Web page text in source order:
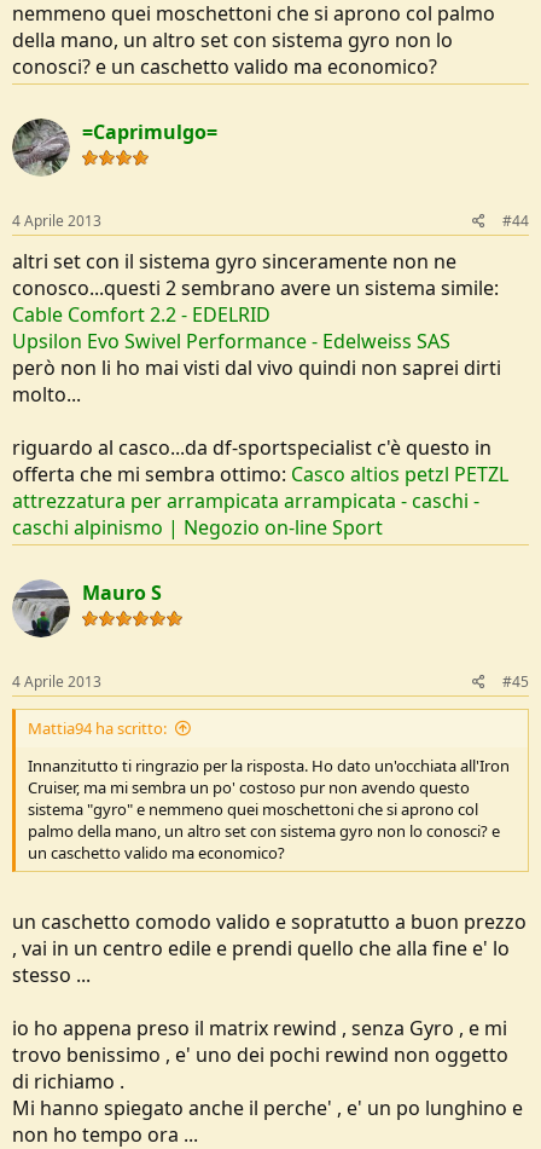
nemmeno quei moschettoni che si aprono col palmo
della mano, un altro set con sistema gyro non lo
conosci? e un caschetto valido ma economico?
=Caprimulgo=
4 Aprile 2013 #44
altri set con il sistema gyro sinceramente non ne
conosco...questi 2 sembrano avere un sistema simile:
Cable Comfort 2.2 - EDELRID
Upsilon Evo Swivel Performance - Edelweiss SAS
però non li ho mai visti dal vivo quindi non saprei dirti
molto...
riguardo al casco...da df-sportspecialist c'è questo in
offerta che mi sembra ottimo: Casco altios petzl PETZL
attrezzatura per arrampicata arrampicata - caschi -
caschi alpinismo | Negozio on-line Sport
Mauro S
4 Aprile 2013 #45
Mattia94 ha scritto:
Innanzitutto ti ringrazio per la risposta. Ho dato un'occhiata all'Iron
Cruiser, ma mi sembra un po' costoso pur non avendo questo
sistema "gyro" e nemmeno quei moschettoni che si aprono col
palmo della mano, un altro set con sistema gyro non lo conosci? e
un caschetto valido ma economico?
un caschetto comodo valido e sopratutto a buon prezzo
, vai in un centro edile e prendi quello che alla fine e' lo
stesso ...
io ho appena preso il matrix rewind , senza Gyro , e mi
trovo benissimo , e' uno dei pochi rewind non oggetto
di richiamo .
Mi hanno spiegato anche il perche' , e' un po lunghino e
non ho tempo ora ...